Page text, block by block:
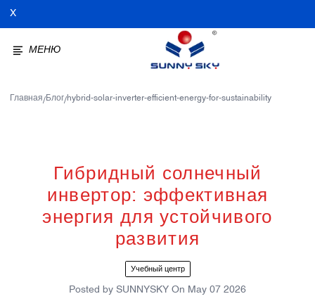
X
МЕНЮ
Главная/Блог/hybrid-solar-inverter-efficient-energy-for-sustainability
Гибридный солнечный
инвертор: эффективная
энергия для устойчивого
развития
Учебный центр
Posted by SUNNYSKY On May 07 2026